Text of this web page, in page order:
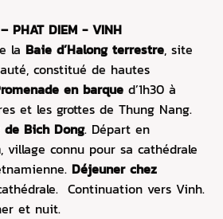
PHAT DIEM - VINH
la Baie d’Halong terrestre, site
constitué de hautes
en barque d’1h30 à
et les grottes de Thung Nang.
Bich Dong. Départ en
, village connu pour sa cathédrale
Déjeuner chez
Continuation vers Vinh.
et nuit.